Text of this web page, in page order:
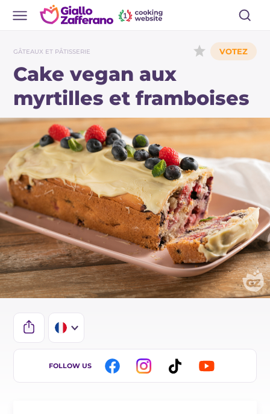
GÂTEAUX ET PÂTISSERIE
Cake vegan aux
myrtilles et framboises
IT
FOLLOW US